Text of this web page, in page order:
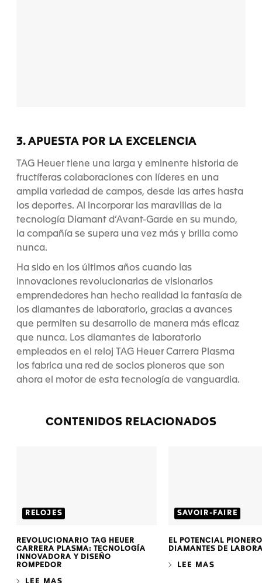
3. APUESTA POR LA EXCELENCIA
TAG Heuer tiene una larga y eminente historia de
fructíferas colaboraciones con líderes en una
amplia variedad de campos, desde las artes hasta
los deportes. Al incorporar las maravillas de la
tecnología Diamant d’Avant-Garde en su mundo,
la compañía se supera una vez más y brilla como
nunca.
Ha sido en los últimos años cuando las
innovaciones revolucionarias de visionarios
emprendedores han hecho realidad la fantasía de
los diamantes de laboratorio, gracias a avances
que permiten su desarrollo de manera más eficaz
que nunca. Los diamantes de laboratorio
empleados en el reloj TAG Heuer Carrera Plasma
los fabrica una red de socios pioneros que son
ahora el motor de esta tecnología de vanguardia.
CONTENIDOS RELACIONADOS
REVOLUCIONARIO TAG HEUER
CARRERA PLASMA: TECNOLOGÍA
INNOVADORA Y DISEÑO
ROMPEDOR
RELOJES
EL POTENCIAL
DIAMANTES DE
LEE MAS
SAVOIR-FAIRE